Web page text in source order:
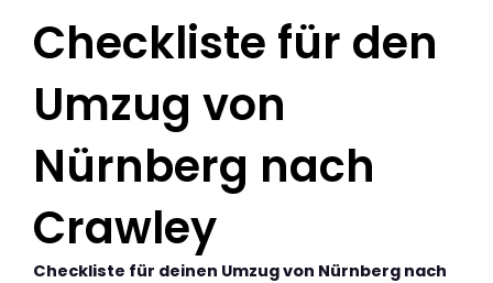
Checkliste für den
Umzug von
Nürnberg nach
Crawley
Checkliste für deinen Umzug von Nürnberg nach